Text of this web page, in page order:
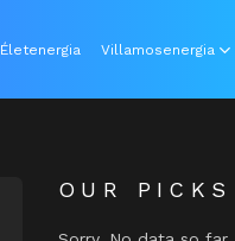
Életenergia Villamosenergia
OUR PICKS